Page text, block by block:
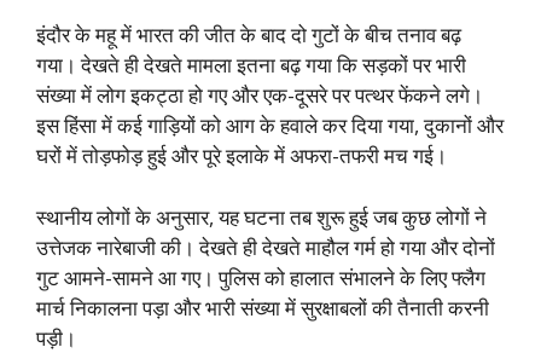
इंदौर के महू में भारत की जीत के बाद दो गुटों के बीच तनाव बढ़
गया। देखते ही देखते मामला इतना बढ़ गया कि सड़कों पर भारी
संख्या में लोग इकट्ठा हो गए और एक-दूसरे पर पत्थर फेंकने लगे।
इस हिंसा में कई गाड़ियों को आग के हवाले कर दिया गया, दुकानों और
घरों में तोड़फोड़ हुई और पूरे इलाके में अफरा-तफरी मच गई।
स्थानीय लोगों के अनुसार, यह घटना तब शुरू हुई जब कुछ लोगों ने
उत्तेजक नारेबाजी की। देखते ही देखते माहौल गर्म हो गया और दोनों
गुट आमने-सामने आ गए। पुलिस को हालात संभालने के लिए फ्लैग
मार्च निकालना पड़ा और भारी संख्या में सुरक्षाबलों की तैनाती करनी
पड़ी।